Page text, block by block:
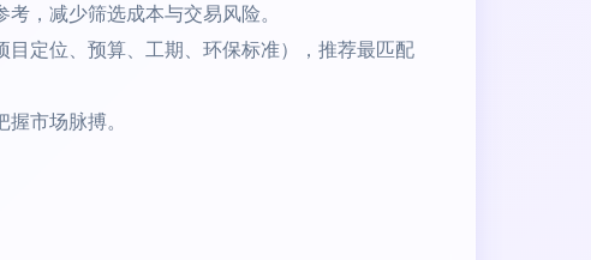
，减少筛选成本与交易风险。
定位、预算、工期、环保标准），推荐最匹配
市场脉搏。